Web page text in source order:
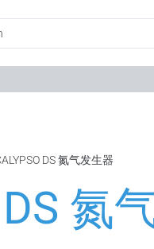
DS 氮气发生器
氮